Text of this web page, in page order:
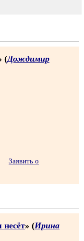
(Дождимир
Заявить о
несёт» (Ирина